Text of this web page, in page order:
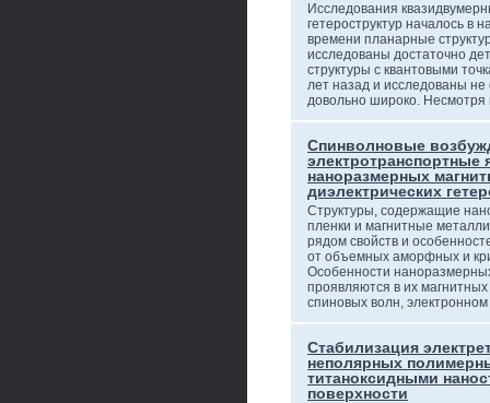
Исследования
гетероструктур началось в
времени планарные
исследованы достаточно
структуры с квантовыми
лет назад и исследованы не
довольно широко.
Спинволновые
электротранспортные
наноразмерных
диэлектрических
Структуры, содержащие
пленки и магнитные
рядом свойств и
от объемных аморфных и
Особенности
проявляются в их
спиновых волн,
Стабилизация
неполярных
титаноксидными
поверхности